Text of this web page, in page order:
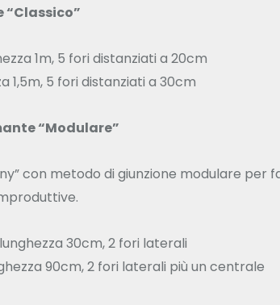
“Classico”
1m, 5 fori distanziati a 20cm
1,5m, 5 fori distanziati a 30cm
“Modulare”
con metodo di giunzione modulare per
lunghezza 30cm, 2 fori laterali
90cm, 2 fori laterali più un centrale